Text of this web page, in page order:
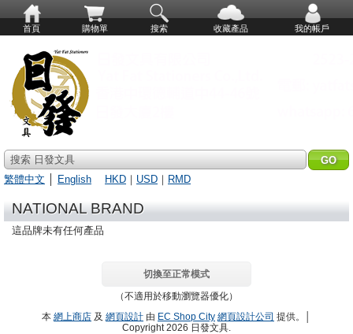
首頁 購物單 搜索 收藏產品 我的帳戶
搜索 日發文具
繁體中文
English HKD ｜ USD ｜ RMD
NATIONAL BRAND
這品牌未有任何產品
切換至正常模式
（不適用於移動瀏覽器優化）
本 網上商店 及 網頁設計 由 EC Shop City 網頁設計公司 提供。│
Copyright 2026 日發文具.